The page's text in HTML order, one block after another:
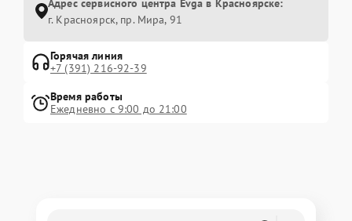
Адрес сервисного центра Evga в Красноярске:
г. Красноярск, ​пр. Мира, 91
Горячая линия
+7 (391) 216-92-39
Время работы
Ежедневно с 9:00 до 21:00